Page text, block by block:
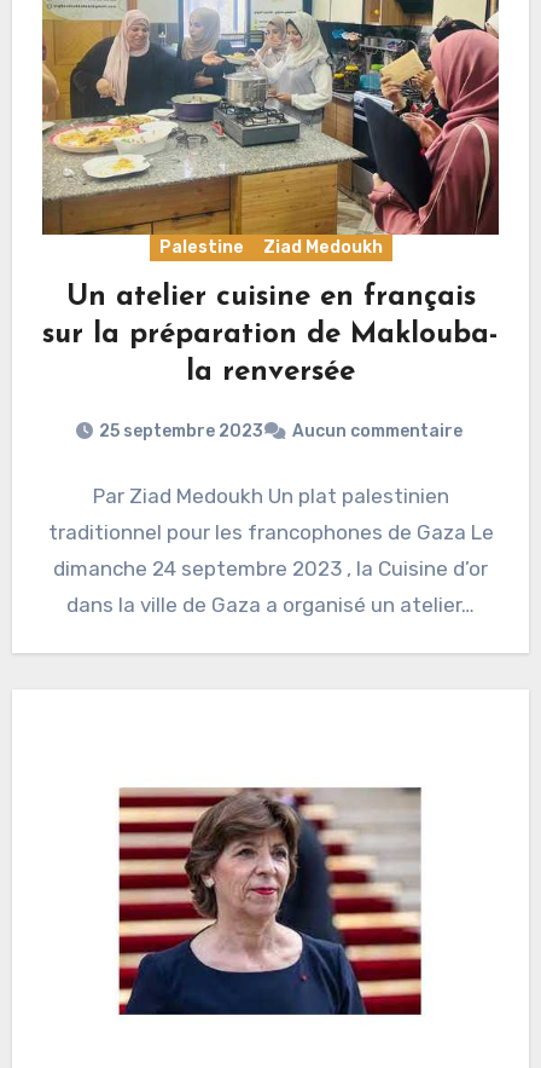
Palestine Ziad Medoukh
Un atelier cuisine en français
sur la préparation de Maklouba-
la renversée
25 septembre 2023 Aucun commentaire
Par Ziad Medoukh Un plat palestinien
traditionnel pour les francophones de Gaza Le
dimanche 24 septembre 2023 , la Cuisine d’or
dans la ville de Gaza a organisé un atelier…